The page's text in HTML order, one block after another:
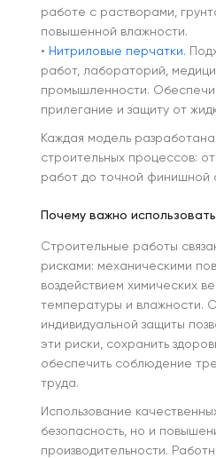
работе с растворами,
повышенной влажности.
• Нитриловые перчатки.
работ, лабораторий,
промышленности.
прилегание и защиту от
Каждая модель
строительных процессов:
работ до точной финишной
Почему важно
Строительные работы
рисками: механическими
воздействием химических
температуры и влажности.
индивидуальной защиты
эти риски, сохранить
обеспечить соблюдение
труда.
Использование
безопасность, но и
производительности.